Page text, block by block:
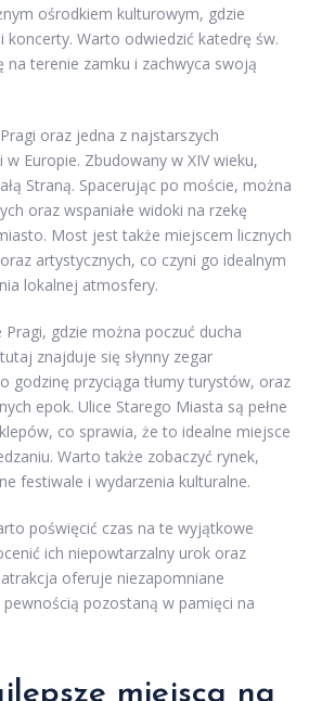
ośrodkiem kulturowym, gdzie
koncerty. Warto odwiedzić katedrę św.
na terenie zamku i zachwyca swoją
oraz jedna z najstarszych
Europie. Zbudowany w XIV wieku,
Straną. Spacerując po moście, można
oraz wspaniałe widoki na rzekę
Most jest także miejscem licznych
artystycznych, co czyni go idealnym
lokalnej atmosfery.
Pragi, gdzie można poczuć ducha
znajduje się słynny zegar
godzinę przyciąga tłumy turystów, oraz
epok. Ulice Starego Miasta są pełne
co sprawia, że to idealne miejsce
Warto także zobaczyć rynek,
festiwale i wydarzenia kulturalne.
poświęcić czas na te wyjątkowe
ich niepowtarzalny urok oraz
oferuje niezapomniane
pozostaną w pamięci na
miejsca na